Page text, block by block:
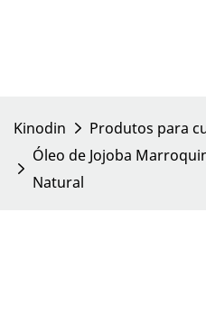
Kinodin Produtos para
Óleo de Jojoba
Natural